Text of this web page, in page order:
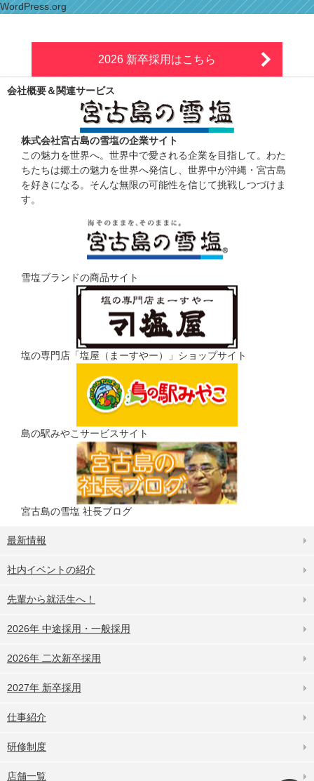
WordPress.org
2026 新卒採用はこちら
会社概要＆関連サービス
株式会社宮古島の雪塩の企業サイト
この魅力を世界へ。世界中で愛される企業を目指して。わた
ちたちは郷土の魅力を世界へ発信し、世界中が沖縄・宮古島
を好きになる。そんな無限の可能性を信じて挑戦しつづけま
す。
雪塩ブランドの商品サイト
塩の専門店「塩屋（まーすやー）」ショップサイト
島の駅みやこサービスサイト
宮古島の雪塩 社長ブログ
最新情報
社内イベントの紹介
先輩から就活生へ！
2026年 中途採用・一般採用
2026年 二次新卒採用
2027年 新卒採用
仕事紹介
研修制度
店舗一覧